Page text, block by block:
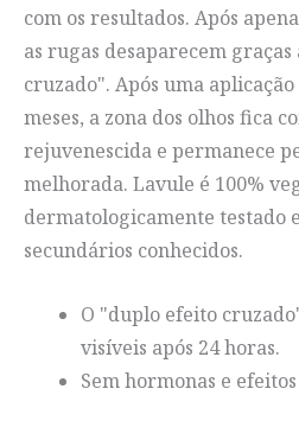
com os resultados. Após
as rugas desaparecem
cruzado". Após uma
meses, a zona dos olhos fica
rejuvenescida e permanece
melhorada. Lavule é 100%
dermatologicamente testado
secundários conhecidos.
O "duplo efeito
visíveis após 24 horas.
Sem hormonas e